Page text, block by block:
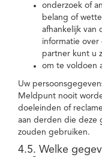
onderzoek of
belang of
afhankelijk van
informatie
partner kunt u
om te voldoen
Uw
Meldpunt nooit
doeleinden of
aan derden die deze
zouden gebruiken.
4.5. Welke